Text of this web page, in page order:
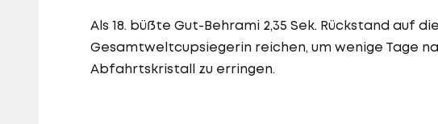
Als 18. büßte Gut-Behrami 2,35 Sek. Rückstand auf
Gesamtweltcupsiegerin reichen, um wenige Tage
Abfahrtskristall zu erringen.